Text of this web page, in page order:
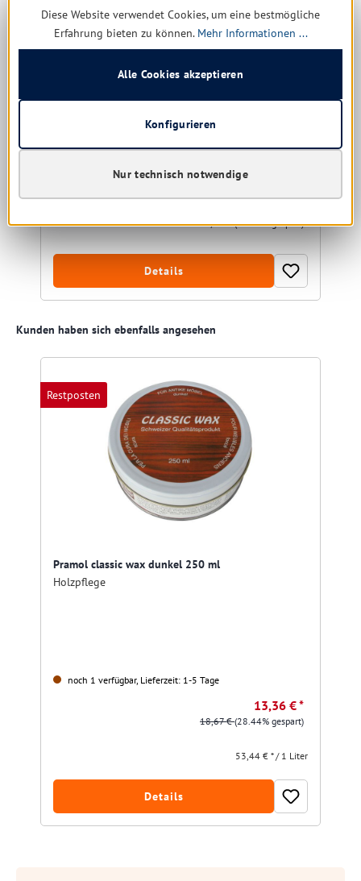
Kränzle Starlet 3 - Pistole kurz (D12 Stecksystem)
noch 1 verfügbar, Lieferzeit: 1-5 Tage
113,65 €(29.69% gespart)
Details
Produktgalerie überspringen
Kunden haben sich ebenfalls angesehen
Restposten
Pramol classic wax dunkel 250 ml
Holzpflege
noch 1 verfügbar, Lieferzeit: 1-5 Tage
13,36 € *
18,67 €(28.44% gespart)
53,44 € * / 1 Liter
Details
Diese Website verwendet Cookies, um eine bestmögliche
Erfahrung bieten zu können. Mehr Informationen ...
Nur technisch notwendige
Konfigurieren
Alle Cookies akzeptieren